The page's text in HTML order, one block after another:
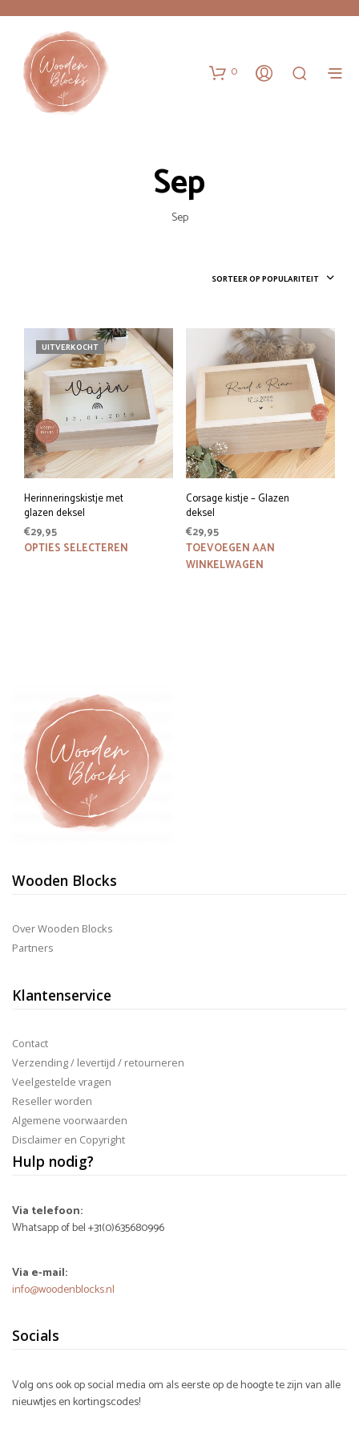
0
Sep
Sep
SORTEER OP POPULARITEIT
UITVERKOCHT
Herinneringskistje met
glazen deksel
€29,95
OPTIES SELECTEREN
product
Corsage kistje – Glazen
deksel
€29,95
TOEVOEGEN AAN
WINKELWAGEN
Wooden Blocks
Over Wooden Blocks
Partners
Klantenservice
Contact
Verzending / levertijd / retourneren
Veelgestelde vragen
Reseller worden
Algemene voorwaarden
Disclaimer en Copyright
Hulp nodig?
Via telefoon:
Whatsapp of bel +31(0)635680996
Via e-mail:
info@woodenblocks.nl
Socials
Volg ons ook op social media om als eerste op de hoogte te zijn van alle
nieuwtjes en kortingscodes!